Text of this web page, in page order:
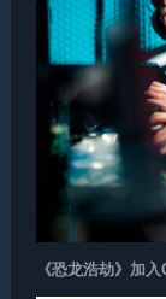
《恐龙浩劫》加